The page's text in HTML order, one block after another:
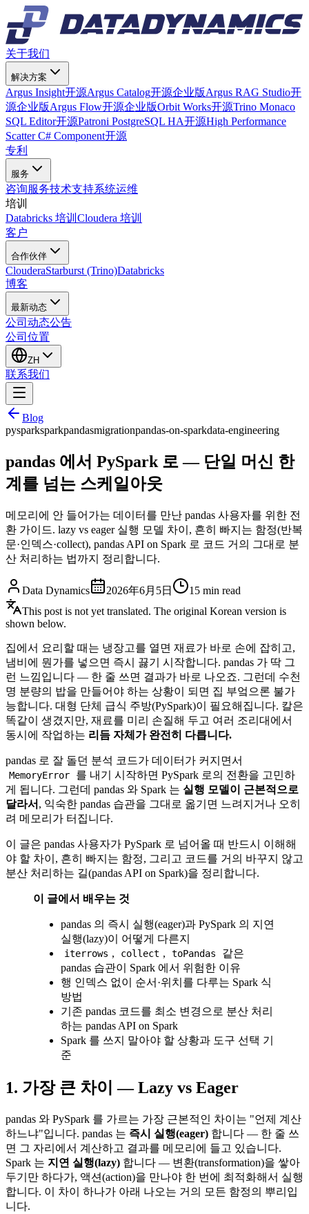
关于我们
解决方案
Argus Insight开源Argus Catalog开源企业版Argus RAG Studio开
源企业版Argus Flow开源企业版Orbit Works开源Trino Monaco
SQL Editor开源Patroni PostgreSQL HA开源High Performance
Scatter C# Component开源
专利
服务
咨询服务技术支持系统运维
培训
Databricks 培训 Cloudera 培训
客户
合作伙伴
ClouderaStarburst (Trino)Databricks
博客
最新动态
公司动态公告
公司位置
ZH
联系我们
Blog
pysparksparkpandasmigrationpandas-on-sparkdata-engineering
pandas 에서 PySpark 로 — 단일 머신 한
계를 넘는 스케일아웃
메모리에 안 들어가는 데이터를 만난 pandas 사용자를 위한 전
환 가이드. lazy vs eager 실행 모델 차이, 흔히 빠지는 함정(반복
문·인덱스·collect), pandas API on Spark 로 코드 거의 그대로 분
산 처리하는 법까지 정리합니다.
Data Dynamics 2026年6月5日 15 min read
This post is not yet translated. The original Korean version is
shown below.
집에서 요리할 때는 냉장고를 열면 재료가 바로 손에 잡히고,
냄비에 뭔가를 넣으면 즉시 끓기 시작합니다. pandas 가 딱 그
런 느낌입니다 — 한 줄 쓰면 결과가 바로 나오죠. 그런데 수천
명 분량의 밥을 만들어야 하는 상황이 되면 집 부엌으론 불가
능합니다. 대형 단체 급식 주방(PySpark)이 필요해집니다. 칼은
똑같이 생겼지만, 재료를 미리 손질해 두고 여러 조리대에서
동시에 작업하는 리듬 자체가 완전히 다릅니다.
pandas 로 잘 돌던 분석 코드가 데이터가 커지면서
MemoryError
를 내기 시작하면 PySpark 로의 전환을 고민하
게 됩니다. 그런데 pandas 와 Spark 는 실행 모델이 근본적으로
달라서 , 익숙한 pandas 습관을 그대로 옮기면 느려지거나 오히
려 메모리가 터집니다.
이 글은 pandas 사용자가 PySpark 로 넘어올 때 반드시 이해해
야 할 차이, 흔히 빠지는 함정, 그리고 코드를 거의 바꾸지 않고
분산 처리하는 길(pandas API on Spark)을 정리합니다.
이 글에서 배우는 것
pandas 의 즉시 실행(eager)과 PySpark 의 지연
실행(lazy)이 어떻게 다른지
iterrows , collect , toPandas
같은
pandas 습관이 Spark 에서 위험한 이유
행 인덱스 없이 순서·위치를 다루는 Spark 식
방법
기존 pandas 코드를 최소 변경으로 분산 처리
하는 pandas API on Spark
Spark 를 쓰지 말아야 할 상황과 도구 선택 기
준
1. 가장 큰 차이 — Lazy vs Eager
pandas 와 PySpark 를 가르는 가장 근본적인 차이는 "언제 계산
하느냐"입니다. pandas 는 즉시 실행(eager) 합니다 — 한 줄 쓰
면 그 자리에서 계산하고 결과를 메모리에 들고 있습니다.
Spark 는 지연 실행(lazy) 합니다 — 변환(transformation)을 쌓아
두기만 하다가, 액션(action)을 만나야 한 번에 최적화해서 실행
합니다. 이 차이 하나가 아래 나오는 거의 모든 함정의 뿌리입
니다.